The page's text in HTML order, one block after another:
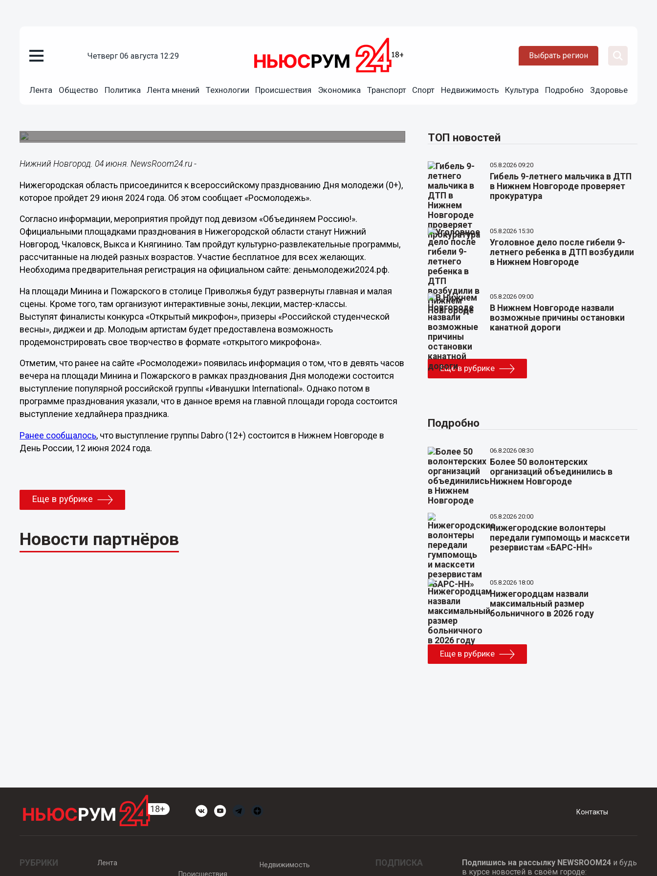
четверг 06 августа 12:29 Выбрать регион
Лента Общество Политика Лента мнений Технологии Происшествия Экономика Транспорт Спорт Недвижимость Культура Подробно Здоровье
«Иванушки International» могут выступить на Дне молодежи
Нижний Новгород. 04 июня. NewsRoom24.ru -
Нижегородская область присоединится к всероссийскому празднованию Дня молодежи (0+),
которое пройдет 29 июня 2024 года. Об этом сообщает «Росмолодежь».
Согласно информации, мероприятия пройдут под девизом «Объединяем Россию!».
Официальными площадками празднования в Нижегородской области станут Нижний
Новгород, Чкаловск, Выкса и Княгинино. Там пройдут культурно-развлекательные программы,
рассчитанные на людей разных возрастов. Участие бесплатное для всех желающих.
Необходима предварительная регистрация на официальном сайте: деньмолодежи2024.рф.
На площади Минина и Пожарского в столице Приволжья будут развернуты главная и малая
сцены. Кроме того, там организуют интерактивные зоны, лекции, мастер-классы.
Выступят финалисты конкурса «Открытый микрофон», призеры «Российской студенческой
весны», диджеи и др. Молодым артистам будет предоставлена возможность
продемонстрировать свое творчество в формате «открытого микрофона».
Отметим, что ранее на сайте «Росмолодежи» появилась информация о том, что в девять часов
вечера на площади Минина и Пожарского в рамках празднования Дня молодежи состоится
выступление популярной российской группы «Иванушки International». Однако потом в
программе празднования указали, что в данное время на главной площади города состоится
выступление хедлайнера праздника.
Ранее сообщалось, что выступление группы Dabro (12+) состоится в Нижнем Новгороде в
День России, 12 июня 2024 года.
Еще в рубрике
Новости партнёров
ТОП новостей
05.8.2026 09:20
Гибель 9-летнего мальчика в ДТП
в Нижнем Новгороде проверяет
прокуратура
05.8.2026 15:30
Уголовное дело после гибели 9-
летнего ребенка в ДТП возбудили
в Нижнем Новгороде
05.8.2026 09:00
В Нижнем Новгороде назвали
возможные причины остановки
канатной дороги
Еще в рубрике
Подробно
06.8.2026 08:30
Более 50 волонтерских
организаций объединились в
Нижнем Новгороде
05.8.2026 20:00
Нижегородские волонтеры
передали гумпомощь и масксети
резервистам «БАРС-НН»
05.8.2026 18:00
Нижегородцам назвали
максимальный размер
больничного в 2026 году
Еще в рубрике
Контакты
РУБРИКИ
Лента
Происшествия
Недвижимость ПОДПИСКА Подпишись на рассылку NEWSROOM24и будь
в курсе новостей в своём городе: